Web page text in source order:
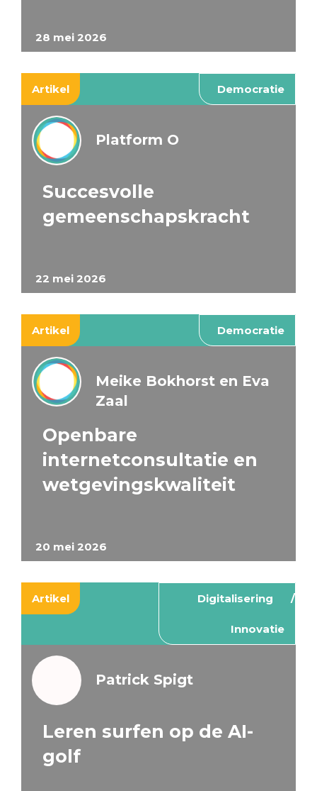
28 mei 2026
Artikel Democratie
22 mei 2026
Platform O
Succesvolle
gemeenschapskracht
Artikel Democratie
20 mei 2026
Meike Bokhorst en Eva
Zaal
Openbare
internetconsultatie en
wetgevingskwaliteit
Artikel Digitalisering
Innovatie
Patrick Spigt
Leren surfen op de AI-
golf